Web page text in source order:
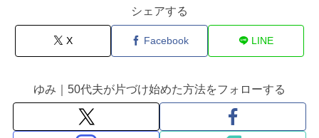
シェアする
X Facebook LINE
ゆみ｜50代夫が片づけ始めた方法をフォローする